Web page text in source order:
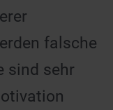
falsche
sind sehr